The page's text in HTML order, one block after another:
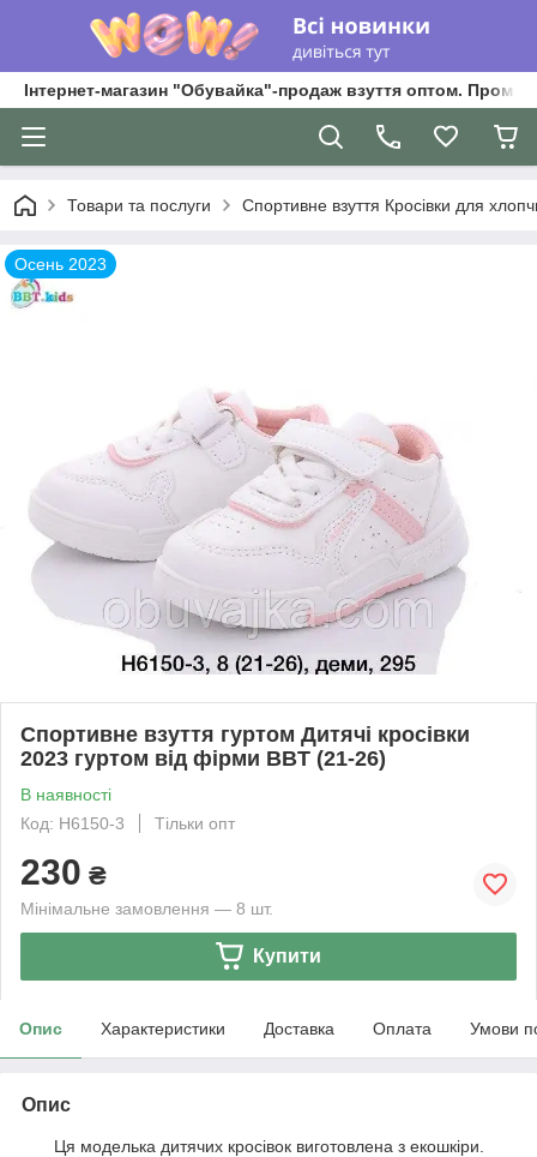
Інтернет-магазин "Обувайка"-продаж взуття оптом.
Товари та послуги Спортивне взуття Кросівки для
Осень 2023
Спортивне взуття гуртом Дитячі кросівки
2023 гуртом від фірми BBT (21-26)
В наявності
Код: H6150-3
Тільки опт
230 ₴
Мінімальне замовлення — 8 шт.
Купити
Опис Характеристики Доставка Оплата Умови
Опис
Ця моделька дитячих кросівок виготовлена з екошкіри.